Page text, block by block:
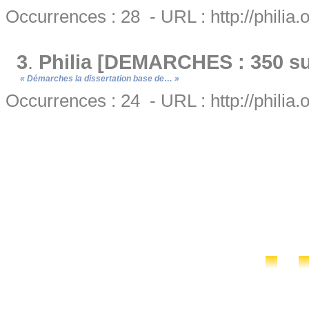
Occurrences : 28 - URL : http://
3. Philia [DEMARCHES : 350
« Démarches la dissertation base de… »
Occurrences : 24 - URL : http://